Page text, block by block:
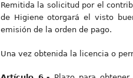
Remitida la solicitud por el
de Higiene otorgará el visto
emisión de la orden de pago.
Una vez obtenida la licencia o